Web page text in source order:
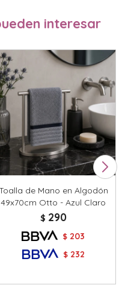
interesar
de Mano en Algodón
49x70cm Otto - Azul Claro
$ 290
$ 203
$ 232